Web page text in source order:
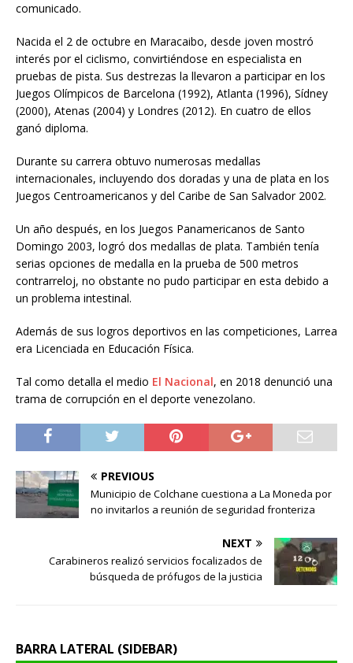
comunicado.
Nacida el 2 de octubre en Maracaibo, desde joven mostró
interés por el ciclismo, convirtiéndose en especialista en
pruebas de pista. Sus destrezas la llevaron a participar en los
Juegos Olímpicos de Barcelona (1992), Atlanta (1996), Sídney
(2000), Atenas (2004) y Londres (2012). En cuatro de ellos
ganó diploma.
Durante su carrera obtuvo numerosas medallas
internacionales, incluyendo dos doradas y una de plata en los
Juegos Centroamericanos y del Caribe de San Salvador 2002.
Un año después, en los Juegos Panamericanos de Santo
Domingo 2003, logró dos medallas de plata. También tenía
serias opciones de medalla en la prueba de 500 metros
contrarreloj, no obstante no pudo participar en esta debido a
un problema intestinal.
Además de sus logros deportivos en las competiciones, Larrea
era Licenciada en Educación Física.
Tal como detalla el medio El Nacional, en 2018 denunció una
trama de corrupción en el deporte venezolano.
PREVIOUS
Municipio de Colchane cuestiona a La Moneda por
no invitarlos a reunión de seguridad fronteriza
NEXT
Carabineros realizó servicios focalizados de
búsqueda de prófugos de la justicia
BARRA LATERAL (SIDEBAR)